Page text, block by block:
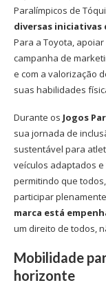
Paralímpicos de
diversas iniciativas
Para a Toyota,
campanha de
e com a valorização
suas habilidades
Durante os Jogos
sua jornada de
sustentável para
veículos adaptados
permitindo que
participar
marca está
um direito de todos,
Mobilidade
horizonte